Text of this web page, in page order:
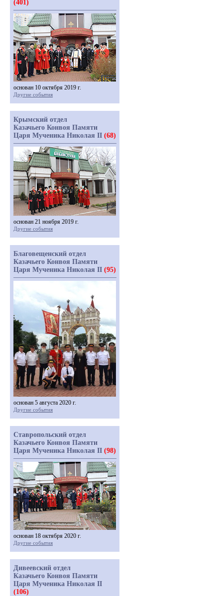
(401)
основан 10 октября 2019 г.
Другие события
Крымский отдел
Казачьего Конвоя Памяти
Царя Мученика Николая II (68)
основан 21 ноября 2019 г.
Другие события
Благовещенский отдел
Казачьего Конвоя Памяти
Царя Мученика Николая II (95)
основан 5 августа 2020 г.
Другие события
Ставропольский отдел
Казачьего Конвоя Памяти
Царя Мученика Николая II (98)
основан 18 октября 2020 г.
Другие события
Дивеевский отдел
Казачьего Конвоя Памяти
Царя Мученика Николая II
(106)